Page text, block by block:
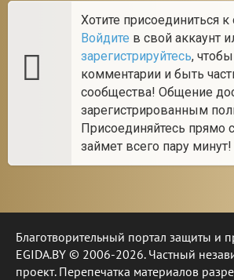
Хотите присоединиться
Войдите в свой аккаунт
зарегистрируйтесь,
комментарии и быть
сообщества! Общение
зарегистрированным
Присоединяйтесь прямо
займет всего пару минут!
Благотворительный портал защиты и
EGIDA.BY © 2006-2026. Частный
проект. Перепечатка материалов